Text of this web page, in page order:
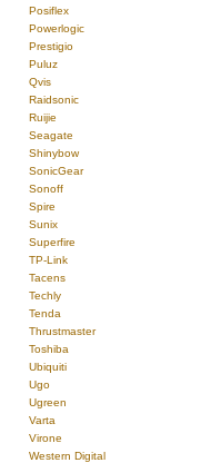
Posiflex
Powerlogic
Prestigio
Puluz
Qvis
Raidsonic
Ruijie
Seagate
Shinybow
SonicGear
Sonoff
Spire
Sunix
Superfire
TP-Link
Tacens
Techly
Tenda
Thrustmaster
Toshiba
Ubiquiti
Ugo
Ugreen
Varta
Virone
Western Digital